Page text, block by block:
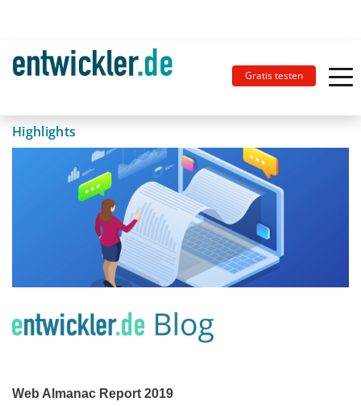
Gratis testen
Highlights
Web Almanac Report 2019